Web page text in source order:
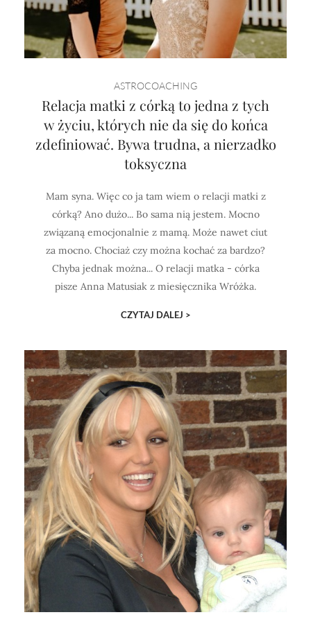
ASTROCOACHING
Relacja matki z córką to jedna z tych
w życiu, których nie da się do końca
zdefiniować. Bywa trudna, a nierzadko
toksyczna
Mam syna. Więc co ja tam wiem o relacji matki z
córką? Ano dużo... Bo sama nią jestem. Mocno
związaną emocjonalnie z mamą. Może nawet ciut
za mocno. Chociaż czy można kochać za bardzo?
Chyba jednak można... O relacji matka - córka
pisze Anna Matusiak z miesięcznika Wróżka.
CZYTAJ DALEJ >